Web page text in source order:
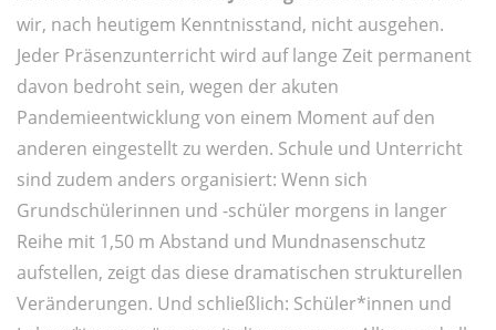
wir, nach heutigem Kenntnisstand, nicht ausgehen.
Jeder Präsenzunterricht wird auf lange Zeit permanent
davon bedroht sein, wegen der akuten
Pandemieentwicklung von einem Moment auf den
anderen eingestellt zu werden. Schule und Unterricht
sind zudem anders organisiert: Wenn sich
Grundschülerinnen und -schüler morgens in langer
Reihe mit 1,50 m Abstand und Mundnasenschutz
aufstellen, zeigt das diese dramatischen strukturellen
Veränderungen. Und schließlich: Schüler*innen und